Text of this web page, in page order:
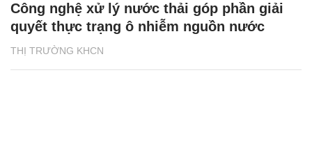
THỊ TRƯỜNG KHCN
Công nghệ xử lý nước thải góp phần giải
quyết thực trạng ô nhiễm nguồn nước